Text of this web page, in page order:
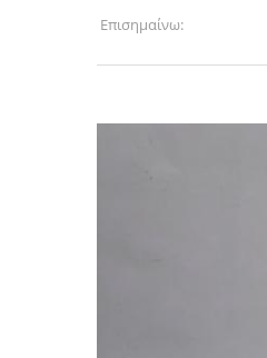
Επισημαίνω: